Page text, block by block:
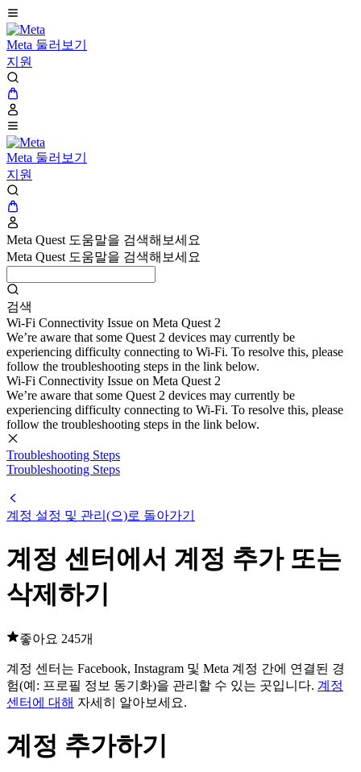
Meta 둘러보기
지원
Meta 둘러보기
지원
Meta Quest 도움말을 검색해보세요
Meta Quest 도움말을 검색해보세요
검색
Wi-Fi Connectivity Issue on Meta Quest 2
We’re aware that some Quest 2 devices may currently be
experiencing difficulty connecting to Wi-Fi. To resolve this, please
follow the troubleshooting steps in the link below.
Wi-Fi Connectivity Issue on Meta Quest 2
We’re aware that some Quest 2 devices may currently be
experiencing difficulty connecting to Wi-Fi. To resolve this, please
follow the troubleshooting steps in the link below.
Troubleshooting Steps
Troubleshooting Steps
계정 설정 및 관리(으)로 돌아가기
계정 센터에서 계정 추가 또는
삭제하기
좋아요 245개
계정 센터는 Facebook, Instagram 및 Meta 계정 간에 연결된 경
험(예: 프로필 정보 동기화)을 관리할 수 있는 곳입니다. 계정
센터에 대해 자세히 알아보세요.
계정 추가하기